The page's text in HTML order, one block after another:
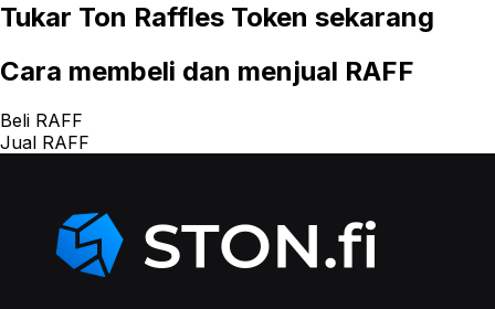
Tukar Ton Raffles Token sekarang
Cara membeli dan menjual RAFF
Beli RAFF
Jual RAFF